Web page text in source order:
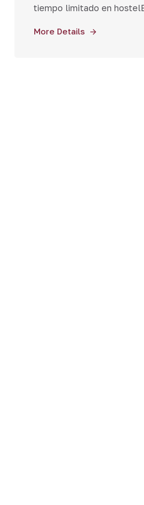
tiempo limitado en
More Details